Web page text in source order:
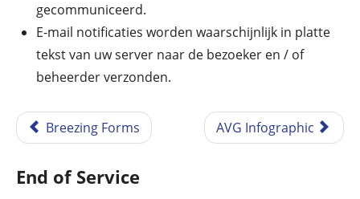
gecommuniceerd.
E-mail notificaties worden waarschijnlijk in platte
tekst van uw server naar de bezoeker en / of
beheerder verzonden.
Breezing Forms AVG Infographic
End of Service